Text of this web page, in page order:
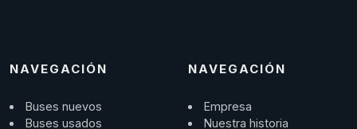
NAVEGACIÓN
Buses nuevos
Buses usados
NAVEGACIÓN
Empresa
Nuestra historia